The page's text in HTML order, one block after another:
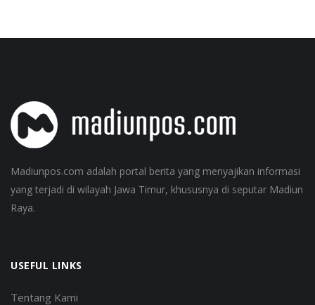
Madiunpos.com adalah portal berita yang menyajikan informasi
yang terjadi di wilayah Jawa Timur, khususnya di seputar Madiun
Raya.
USEFUL LINKS
Tentang Kami